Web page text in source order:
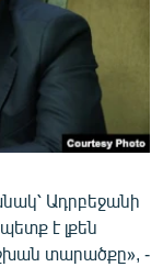
Ադրբեջանի
է լքեն
տարածքը», -